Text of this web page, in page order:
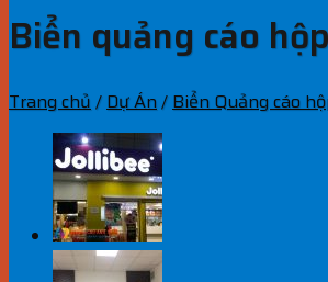
Biển quảng cáo
Trang chủ / Dự Án/ Biển Quảng cáo